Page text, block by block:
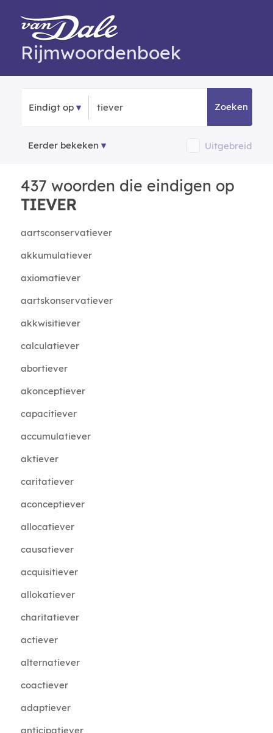
Rijmwoordenboek
Eindigt op Zoeken
Eerder bekeken Uitgebreid
437 woorden die eindigen op
TIEVER
aartsconservatiever
akkumulatiever
axiomatiever
aartskonservatiever
akkwisitiever
calculatiever
abortiever
akonceptiever
capacitiever
accumulatiever
aktiever
caritatiever
aconceptiever
allocatiever
causatiever
acquisitiever
allokatiever
charitatiever
actiever
alternatiever
coactiever
adaptiever
anticipatiever